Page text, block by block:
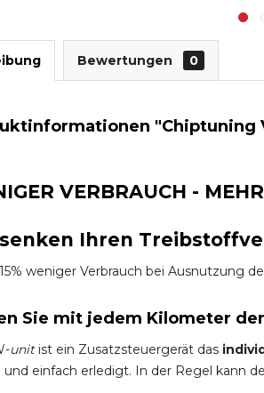
Bewertungen 0
"Chiptuning
VERBRAUCH -
Ihren
weniger Verbrauch bei Ausnutzung
Sie mit jedem Kilometer
unitist ein Zusatzsteuergerät das
und einfach erledigt. In der Regel kann